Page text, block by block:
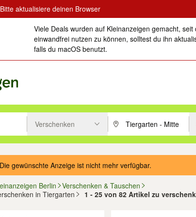
Bitte aktualisiere deinen Browser
Viele Deals wurden auf Kleinanzeigen gemacht,
einwandfrei nutzen zu können, solltest du ihn
falls du macOS benutzt.
drücken um zu suchen, oder Vorschläge mit den
Verschenken PLZ oder Ort eingeben.
Die gewünschte Anzeige ist nicht mehr verfügbar.
Berlin
Verschenken & Tauschen
in Tiergarten
1 - 25 von 82 Artikel zu